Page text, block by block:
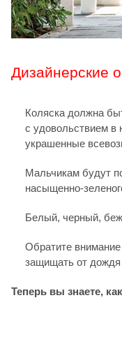
Дизайнерские
Коляска должна
с удовольствием в
украшенные
Мальчикам будут
насыщенно-
Белый, черный,
Обратите
защищать от дождя
Теперь вы знаете,